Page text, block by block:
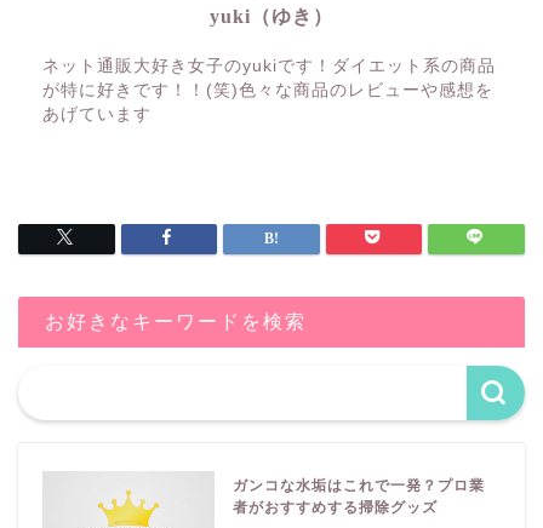
yuki（ゆき）
ネット通販大好き女子のyukiです！ダイエット系の商品
が特に好きです！！(笑)色々な商品のレビューや感想を
あげています
お好きなキーワードを検索
ガンコな水垢はこれで一発？プロ業
者がおすすめする掃除グッズ